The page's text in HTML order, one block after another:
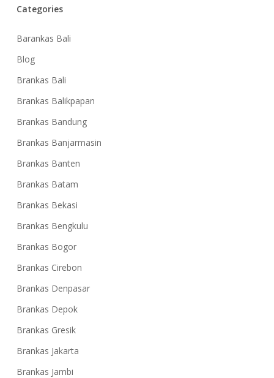
Categories
Barankas Bali
Blog
Brankas Bali
Brankas Balikpapan
Brankas Bandung
Brankas Banjarmasin
Brankas Banten
Brankas Batam
Brankas Bekasi
Brankas Bengkulu
Brankas Bogor
Brankas Cirebon
Brankas Denpasar
Brankas Depok
Brankas Gresik
Brankas Jakarta
Brankas Jambi